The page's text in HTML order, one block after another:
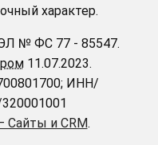
характер.
№ ФС 77 - 85547.
11.07.2023.
ИНН/
Сайты и CRM.